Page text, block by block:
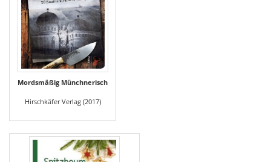
Mordsmäßig Münchnerisch
Hirschkäfer Verlag (2017)